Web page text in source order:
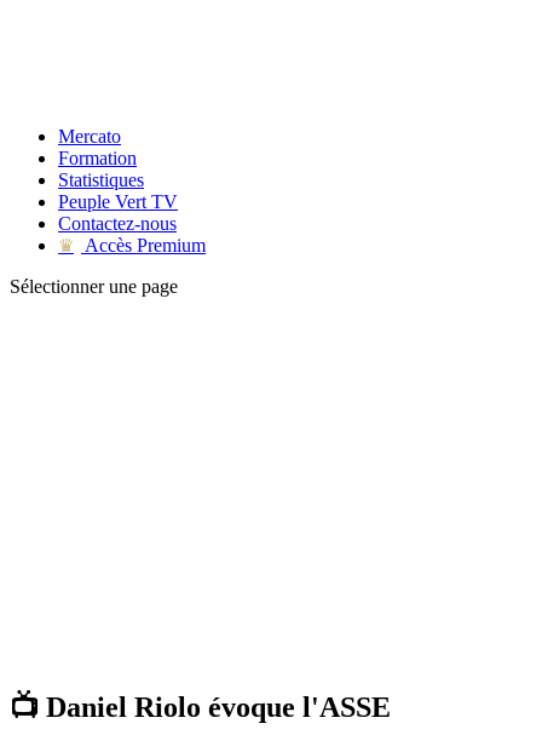
Mercato
Formation
Statistiques
Peuple Vert TV
Contactez-nous
♛
Accès Premium
Sélectionner une page
📺 Daniel Riolo évoque l'ASSE